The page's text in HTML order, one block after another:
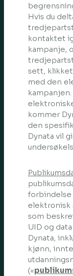
Hvis du
kontaktet
kampanje,
sett,
med den
kommer
den
Dynata vil
elektronisk
som
UID og
Dynata,
kjønn,
(«